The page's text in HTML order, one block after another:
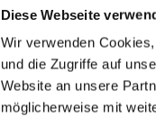
Diese Webseite
Wir verwenden
und die Zugriffe auf
Website an unsere
möglicherweise mit